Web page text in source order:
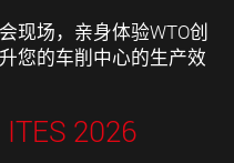
现场，亲身体验WTO创
您的车削中心的生产效
ITES 2026